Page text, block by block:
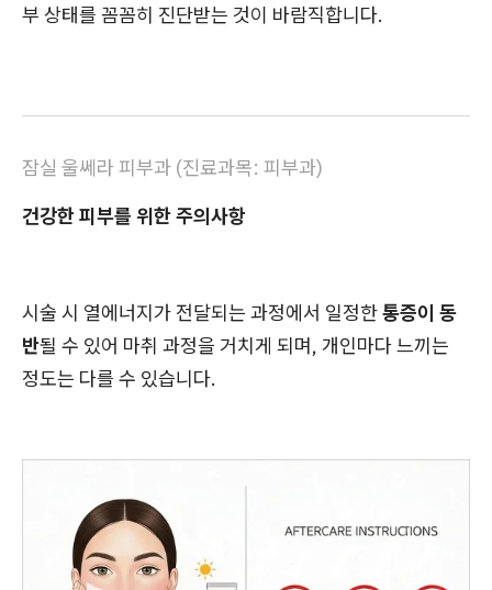
부 상태를 꼼꼼히 진단받는 것이 바람직합니다.
잠실 울쎄라 피부과 (진료과목: 피부과)
건강한 피부를 위한 주의사항
시술 시 열에너지가 전달되는 과정에서 일정한통증이 동
반될 수 있어 마취 과정을 거치게 되며, 개인마다 느끼는
정도는 다를 수 있습니다.